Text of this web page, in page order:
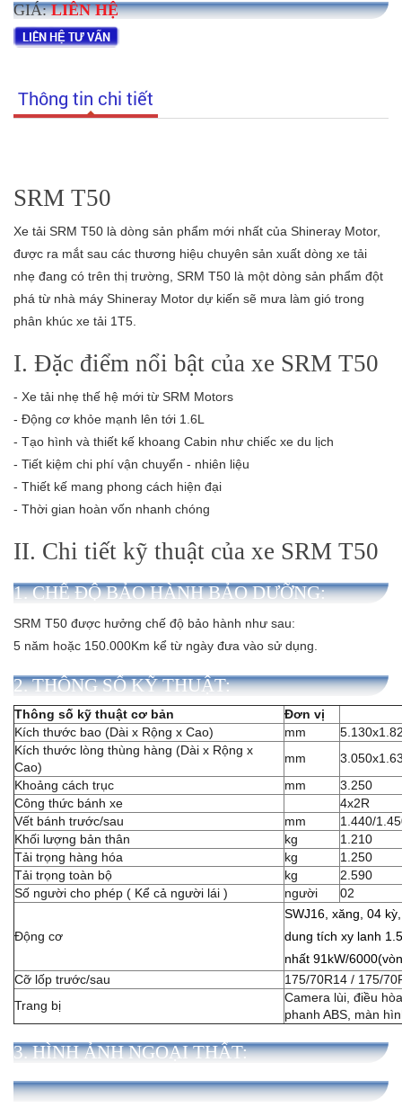
GIÁ:LIÊN HỆ
LIÊN HỆ TƯ VẤN
Thông tin chi tiết
SRM T50
Xe tải SRM T50 là dòng sản phẩm mới nhất của Shineray Motor,
được ra mắt sau các thương hiệu chuyên sản xuất dòng xe tải
nhẹ đang có trên thị trường, SRM T50 là một dòng sản phẩm đột
phá từ nhà máy Shineray Motor dự kiến sẽ mưa làm gió trong
phân khúc xe tải 1T5.
I. Đặc điểm nổi bật của xe SRM T50
- Xe tải nhẹ thế hệ mới từ SRM Motors
- Động cơ khỏe mạnh lên tới 1.6L
- Tạo hình và thiết kế khoang Cabin như chiếc xe du lịch
- Tiết kiệm chi phí vận chuyển - nhiên liệu
- Thiết kế mang phong cách hiện đại
- Thời gian hoàn vốn nhanh chóng
II. Chi tiết kỹ thuật của xe SRM T50
1. CHẾ ĐỘ BẢO HÀNH BẢO DƯỠNG:
SRM T50 được hưởng chế độ bảo hành như sau:
5 năm hoặc 150.000Km kể từ ngày đưa vào sử dụng.
2. THÔNG SỐ KỸ THUẬT:
Thông số kỹ thuật cơ bản
Đơn vị
Kích thước bao (Dài x Rộng x Cao)
mm
Kích thước lòng thùng hàng (Dài x Rộng x
Cao)
mm
Khoảng cách trục
mm
3.250
Công thức bánh xe
4x2R
Vết bánh trước/sau
mm
1.440/
Khối lượng bản thân
kg
1.210
Tải trọng hàng hóa
kg
1.250
Tải trọng toàn bộ
kg
2.590
Số người cho phép ( Kể cả người lái )
người 02
Động cơ
SWJ16, xăng, 04
dung tích xy lanh
nhất 91kW/
Cỡ lốp trước/sau
175/70R14 / 175/
Trang bị
Camera lùi, điều
phanh ABS, màn
3. HÌNH ẢNH NGOẠI THẤT: